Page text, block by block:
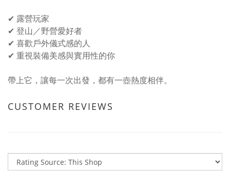
✔ 露營玩家
✔ 登山／野營愛好者
✔ 喜歡戶外儀式感的人
✔ 重視裝備美感與實用性的你
帶上它，讓每一次出發，都有一壺熱度相伴。
CUSTOMER REVIEWS